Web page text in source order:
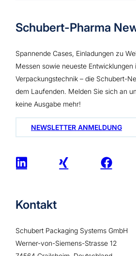
Schubert-Pharma
Spannende Cases, Einladungen zu
Messen sowie neueste Entwicklungen
Verpackungstechnik – die Schubert-
dem Laufenden. Melden Sie sich an
keine Ausgabe mehr!
NEWSLETTER ANMELDUNG
Kontakt
Schubert Packaging Systems GmbH
Werner-von-Siemens-Strasse 12